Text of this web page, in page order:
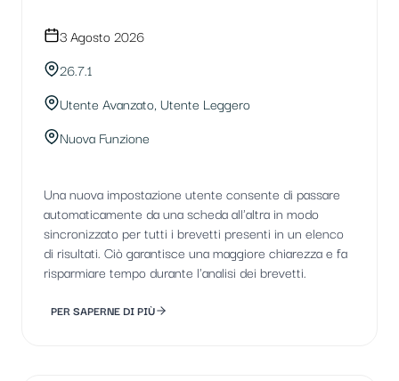
3 Agosto 2026
26.7.1
Utente Avanzato, Utente Leggero
Nuova Funzione
Una nuova impostazione utente consente di passare
automaticamente da una scheda all'altra in modo
sincronizzato per tutti i brevetti presenti in un elenco
di risultati. Ciò garantisce una maggiore chiarezza e fa
risparmiare tempo durante l'analisi dei brevetti.
PER SAPERNE DI PIÙ